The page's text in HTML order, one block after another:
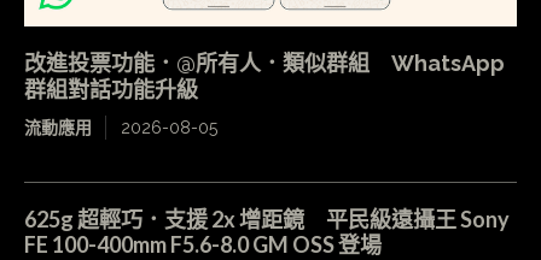
改進投票功能．@所有人．類似群組 WhatsApp
群組對話功能升級
流動應用 2026-08-05
625g 超輕巧．支援 2x 增距鏡 平民級遠攝王 Sony
FE 100-400mm F5.6-8.0 GM OSS 登場